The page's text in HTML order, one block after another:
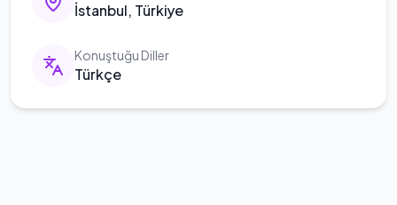
İstanbul, Türkiye
Konuştuğu Diller
Türkçe